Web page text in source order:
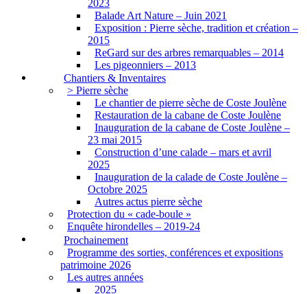
2023
Balade Art Nature – Juin 2021
Exposition : Pierre sèche, tradition et création –
2015
ReGard sur des arbres remarquables – 2014
Les pigeonniers – 2013
Chantiers & Inventaires
> Pierre sèche
Le chantier de pierre sèche de Coste Joulène
Restauration de la cabane de Coste Joulène
Inauguration de la cabane de Coste Joulène –
23 mai 2015
Construction d’une calade – mars et avril
2025
Inauguration de la calade de Coste Joulène –
Octobre 2025
Autres actus pierre sèche
Protection du « cade-boule »
Enquête hirondelles – 2019-24
Prochainement
Programme des sorties, conférences et expositions
patrimoine 2026
Les autres années
2025